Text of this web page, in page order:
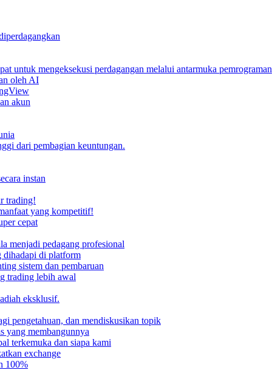
untuk mengeksekusi perdagangan melalui antarmuka pemrograman
oleh AI
akun
dari pembagian keuntungan.
instan
trading!
yang kompetitif!
cepat
menjadi pedagang profesional
dihadapi di platform
sistem dan pembaruan
trading lebih awal
eksklusif.
pengetahuan, dan mendiskusikan topik
yang membangunnya
terkemuka dan siapa kami
exchange
100%